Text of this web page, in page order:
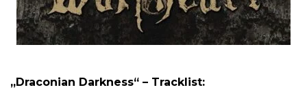
„Draconian Darkness“ – Tracklist: